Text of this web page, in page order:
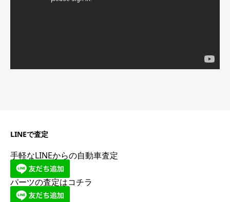
LINEで査定
手軽なLINEからの自動車査定
パーツの査定はコチラ